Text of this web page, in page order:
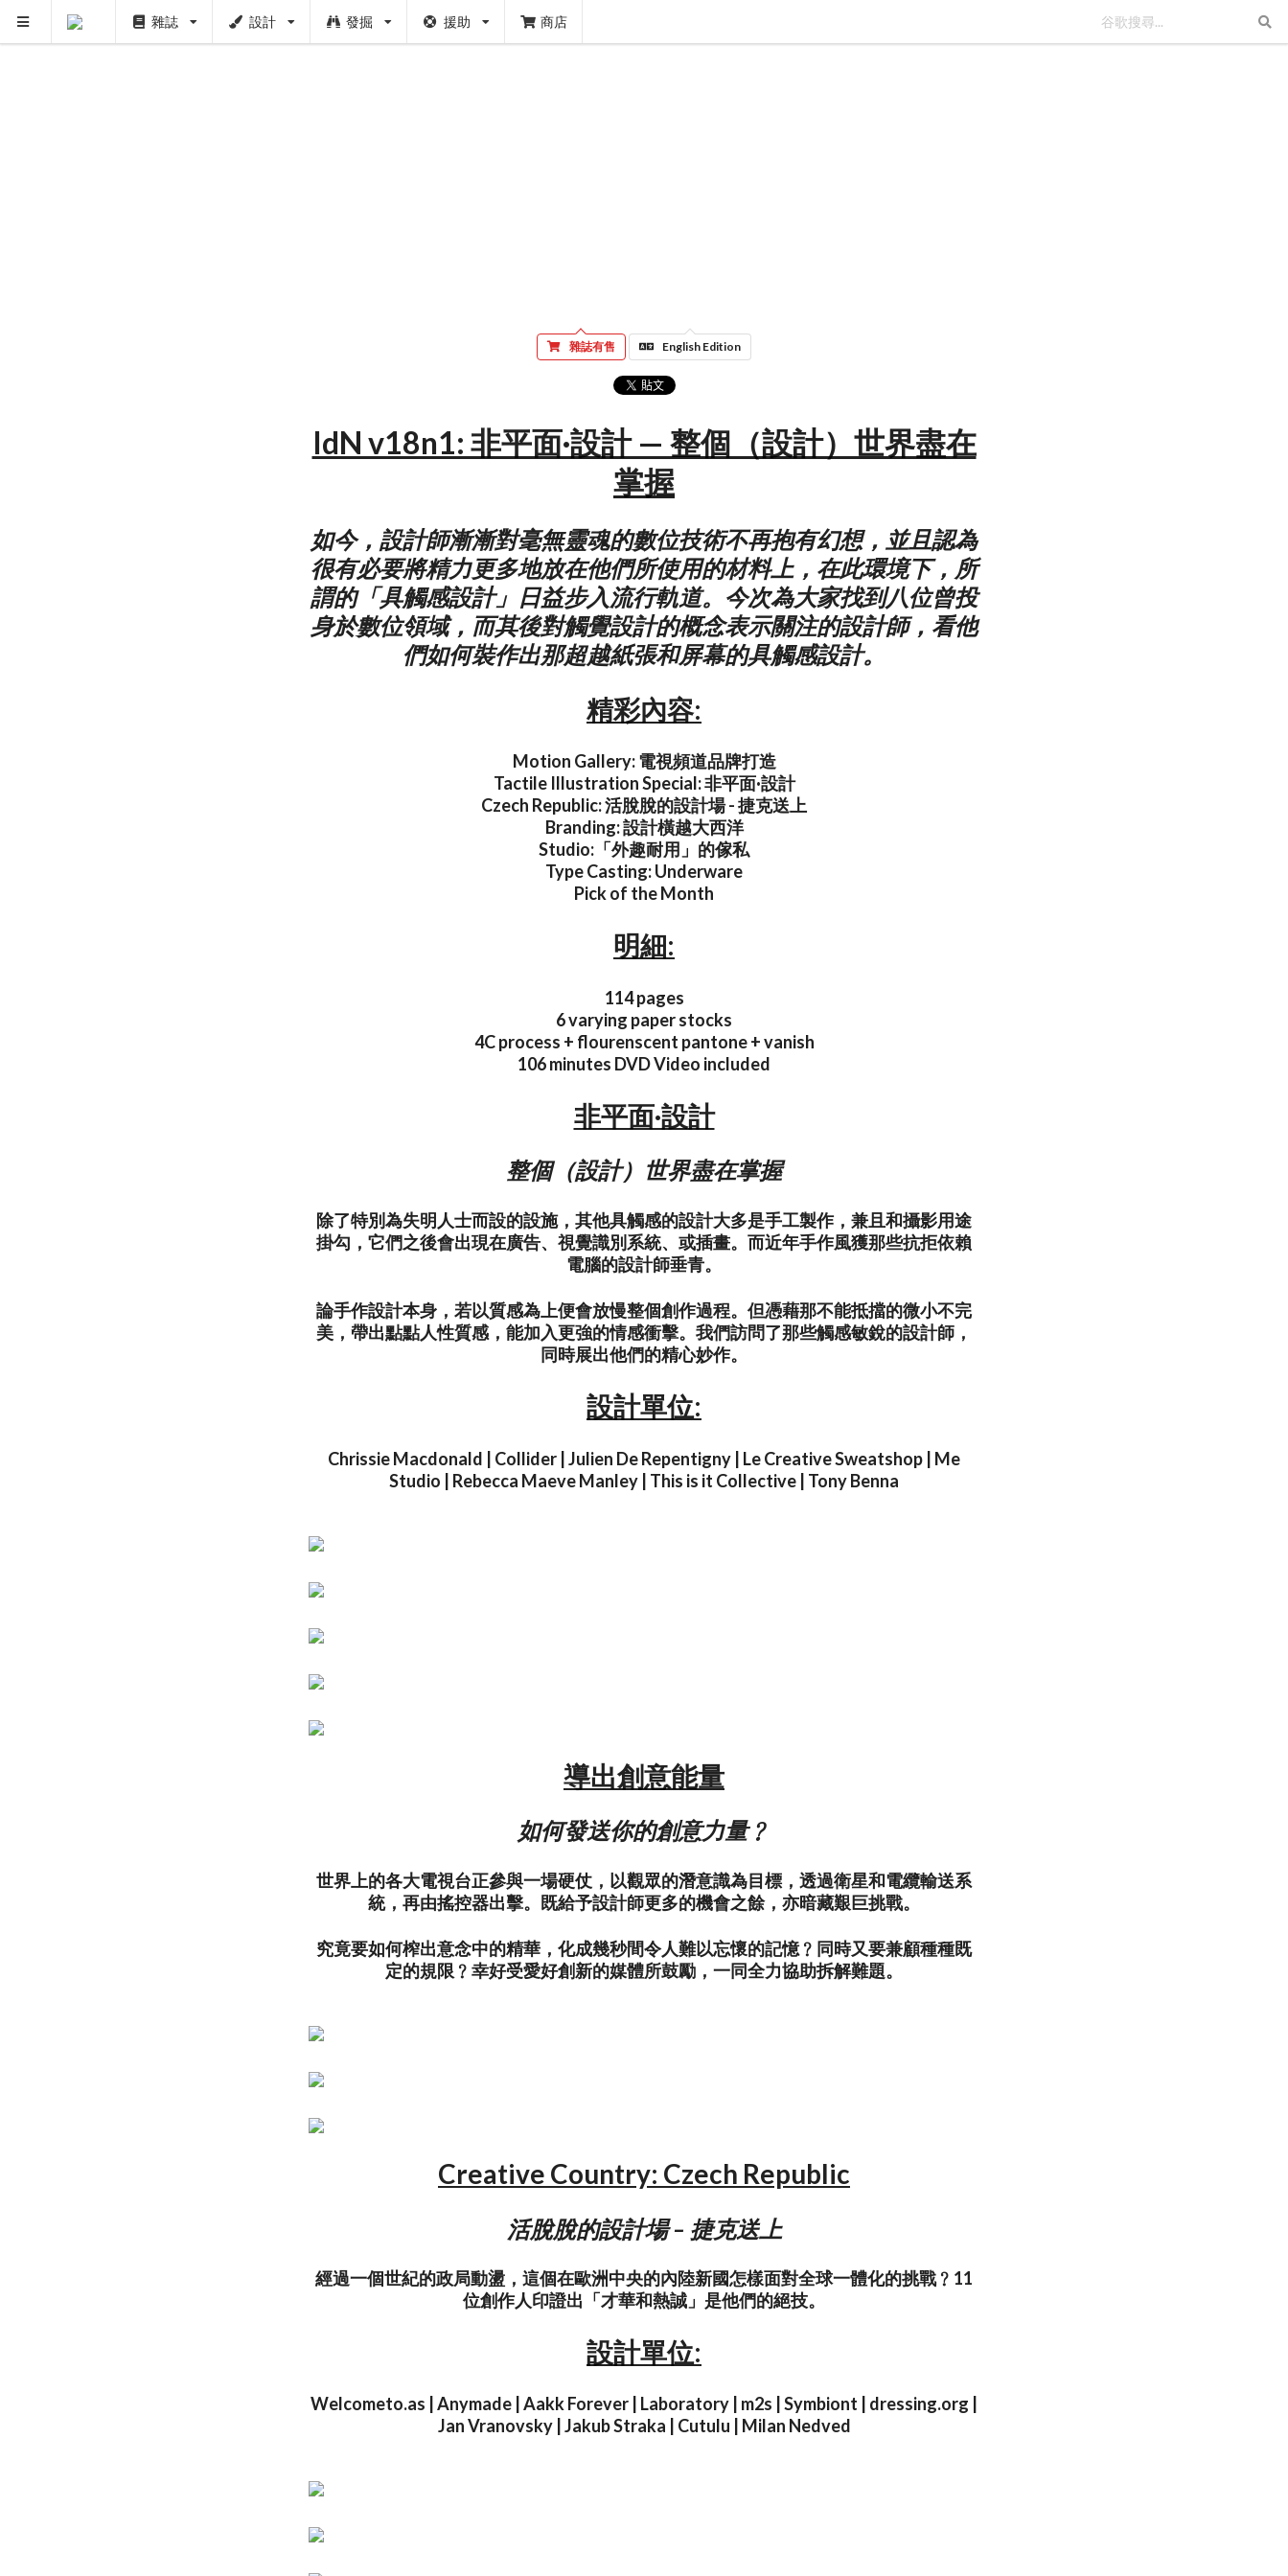
雜誌 設計 發掘 援助 商店
雜誌有售 English Edition
IdN v18n1: 非平面·設計 — 整個（設計）世界盡在
掌握
如今，設計師漸漸對毫無靈魂的數位技術不再抱有幻想，並且認為
很有必要將精力更多地放在他們所使用的材料上，在此環境下，所
謂的「具觸感設計」日益步入流行軌道。今次為大家找到八位曾投
身於數位領域，而其後對觸覺設計的概念表示關注的設計師，看他
們如何裝作出那超越紙張和屏幕的具觸感設計。
精彩內容:
Motion Gallery: 電視頻道品牌打造
Tactile Illustration Special: 非平面·設計
Czech Republic: 活脫脫的設計場 - 捷克送上
Branding: 設計橫越大西洋
Studio:「外趣耐用」的傢私
Type Casting: Underware
Pick of the Month
明細:
114 pages
6 varying paper stocks
4C process + flourenscent pantone + vanish
106 minutes DVD Video included
非平面·設計
整個（設計）世界盡在掌握
除了特別為失明人士而設的設施，其他具觸感的設計大多是手工製作，兼且和攝影用途
掛勾，它們之後會出現在廣告、視覺識別系統、或插畫。而近年手作風獲那些抗拒依賴
電腦的設計師垂青。
論手作設計本身，若以質感為上便會放慢整個創作過程。但憑藉那不能抵擋的微小不完
美，帶出點點人性質感，能加入更強的情感衝擊。我們訪問了那些觸感敏銳的設計師，
同時展出他們的精心妙作。
設計單位:
Chrissie Macdonald | Collider | Julien De Repentigny | Le Creative Sweatshop | Me
Studio | Rebecca Maeve Manley | This is it Collective | Tony Benna
導出創意能量
如何發送你的創意力量﹖
世界上的各大電視台正參與一場硬仗，以觀眾的潛意識為目標，透過衛星和電纜輸送系
統，再由搖控器出擊。既給予設計師更多的機會之餘，亦暗藏艱巨挑戰。
究竟要如何榨出意念中的精華，化成幾秒間令人難以忘懷的記憶﹖同時又要兼顧種種既
定的規限﹖幸好受愛好創新的媒體所鼓勵，一同全力協助拆解難題。
Creative Country: Czech Republic
活脫脫的設計場 – 捷克送上
經過一個世紀的政局動盪，這個在歐洲中央的內陸新國怎樣面對全球一體化的挑戰﹖11
位創作人印證出「才華和熱誠」是他們的絕技。
設計單位:
Welcometo.as | Anymade | Aakk Forever | Laboratory | m2s | Symbiont | dressing.org |
Jan Vranovsky | Jakub Straka | Cutulu | Milan Nedved